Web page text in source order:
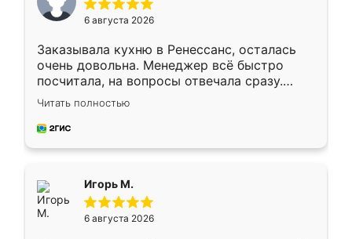
6 августа 2026
Заказывала кухню в Ренессанс, осталась
очень довольна. Менеджер всё быстро
посчитала, на вопросы отвечала сразу.
Замерщик приехал в субботу, подошёл к
делу со всей ответственностью. Собрали
за день, ребята работали аккуратно, даже
Читать полностью
Игорь М.
6 августа 2026